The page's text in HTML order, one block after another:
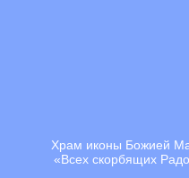
Храм иконы Божией
«Всех скорбящих